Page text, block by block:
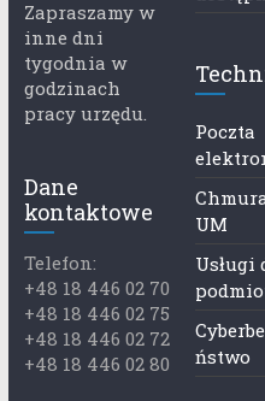
Zapraszamy w
inne dni
tygodnia w
godzinach
pracy urzędu.
Dane
kontaktowe
Telefon:
+48 18 446 02 70
+48 18 446 02 75
+48 18 446 02 72
+48 18 446 02 80
Poczta
UM
Usługi
ństwo